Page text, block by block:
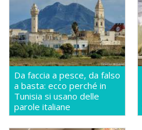
Da faccia a pesce, da falso
a basta: ecco perché in
Tunisia si usano delle
parole italiane